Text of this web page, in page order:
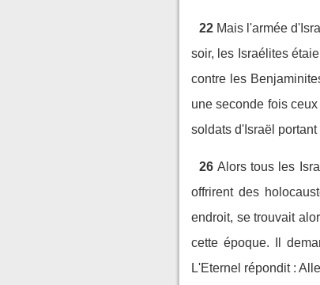
22 Mais l'armée
soir, les Israélites
contre les
une seconde fois
soldats d'Israël portant
26 Alors tous les
offrirent des
endroit, se trouvait
cette époque. Il
L'Eternel répondit :